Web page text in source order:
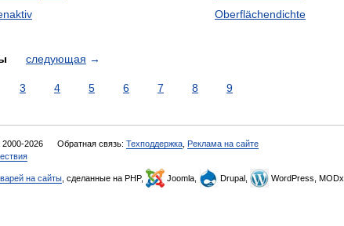
Oberflächendichte
следующая →
3 4 5 6 7 8 9
2026 Обратная связь: Техподдержка Реклама на сайте
на сайты , сделанные на PHP, Joomla, Drupal, WordPress, MODx.